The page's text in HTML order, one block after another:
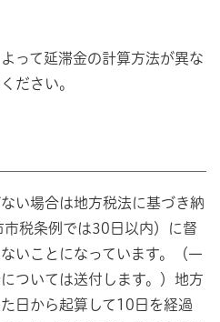
って延滞金の計算方法が異な
ださい。
い場合は地方税法に基づき納
税条例では30日以内）に督
いことになっています。（一
ついては送付します。）地方
日から起算して10日を経過